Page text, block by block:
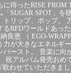
に待ったRISE FROM
「SUGAR SPOT」を
トリップ、ポップ。
るRFDワールドあった
良恵 （ EGO-
力が大きなエネルギ
バースト。 音楽に向
祝アルバム発売おめ
歌わせていただきま